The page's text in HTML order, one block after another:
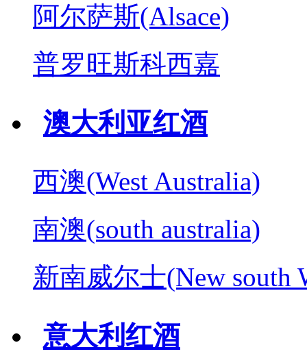
阿尔萨斯(Alsace)
普罗旺斯科西嘉
澳大利亚红酒
西澳(West Australia)
南澳(south australia)
新南威尔士(New south
意大利红酒